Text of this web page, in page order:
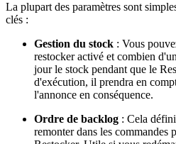
La plupart des paramètres sont
clés :
Gestion du stock : Vous
restocker activé et combien
jour le stock pendant que le
d'exécution, il prendra en
l'annonce en conséquence.
Ordre de backlog : Cela
remonter dans les commandes